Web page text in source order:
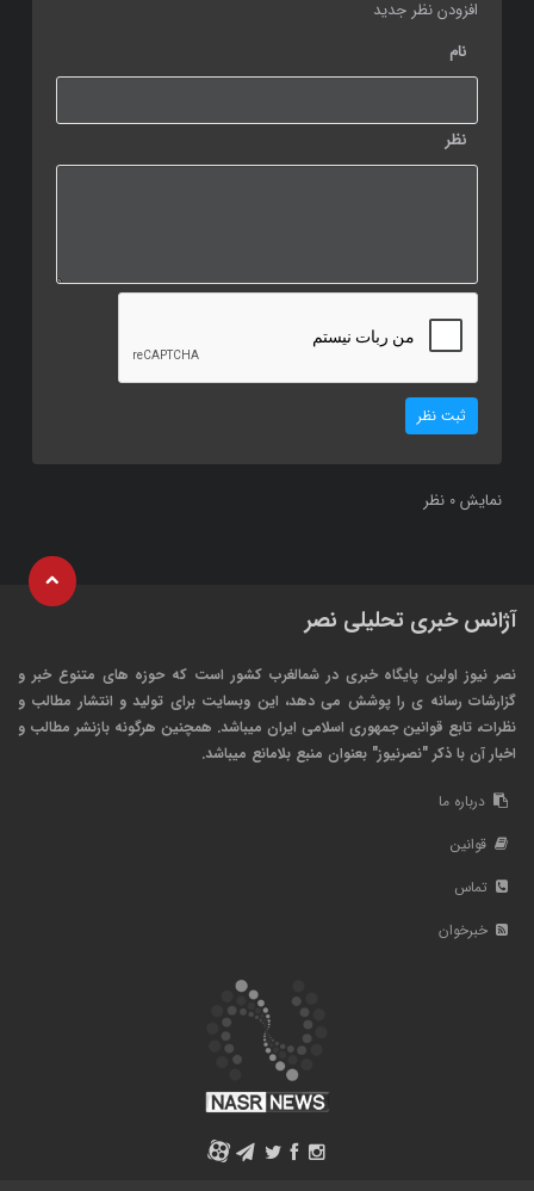
افزودن نظر جدید
نام
نظر
ثبت نظر
نمایش 0 نظر
آژانس خبری تحلیلی نصر
نصر نیوز اولین پایگاه خبری در شمالغرب کشور است که حوزه های متنوع خبر و
گزارشات رسانه ی را پوشش می دهد، این وبسایت برای تولید و انتشار مطالب و
نظرات، تابع قوانین جمهوری اسلامی ایران میباشد. همچنین هرگونه بازنشر مطالب و
اخبار آن با ذکر "نصرنیوز" بعنوان منبع بلامانع میباشد.
درباره ما
قوانین
تماس
خبرخوان
A